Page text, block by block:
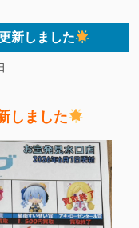
新しました
しました